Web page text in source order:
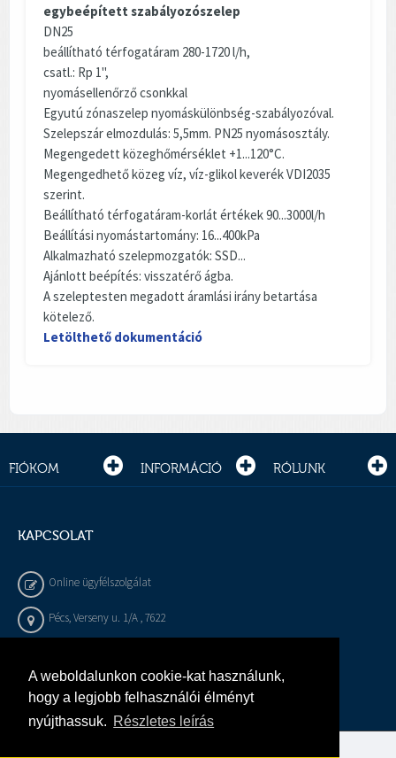
A weboldalunkon cookie-kat használunk,
hogy a legjobb felhasználói élményt
nyújthassuk. Részletes leírás
egybeépített szabályozószelep
DN25
beállítható térfogatáram 280-1720 l/h,
csatl.: Rp 1",
nyomásellenőrző csonkkal
Egyutú zónaszelep nyomáskülönbség-szabályozóval.
Szelepszár elmozdulás: 5,5mm. PN25 nyomásosztály.
Megengedett közeghőmérséklet +1...120°C.
Megengedhető közeg víz, víz-glikol keverék VDI2035
szerint.
Beállítható térfogatáram-korlát értékek 90...3000l/h
Beállítási nyomástartomány: 16...400kPa
Alkalmazható szelepmozgatók: SSD...
Ajánlott beépítés: visszatérő ágba.
A szeleptesten megadott áramlási irány betartása
kötelező.
Letölthető dokumentáció
FIÓKOM INFORMÁCIÓ RÓLUNK
KAPCSOLAT
Online ügyfélszolgálat
Pécs, Verseny u. 1/A , 7622
info@gepeszbolt.hu